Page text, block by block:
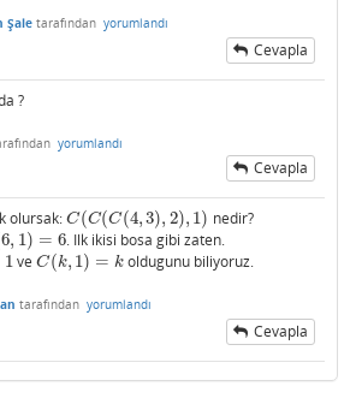
Şale tarafından yorumlandı
Cevapla
?
yorumlandı
Cevapla
olursak: C(C(C(4, 3), 2), 1)
C(C(C(4,3),2),1) nedir?
6, 1) = 6. Ilk ikisi bosa gibi zaten.
1 veC(k, 1) = k
C(k,1) =k oldugunu biliyoruz.
tarafından yorumlandı
Cevapla